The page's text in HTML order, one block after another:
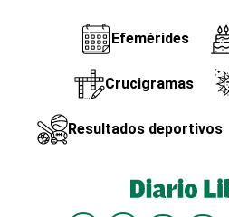
Efemérides
Crucigramas
Resultados deportivos